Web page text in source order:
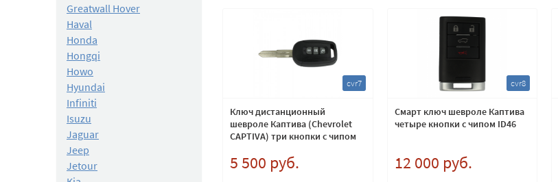
Greatwall Hover
Haval
Honda
Hongqi
Howo
Hyundai
Infiniti
Isuzu
Jaguar
Jeep
Jetour
cvr7
Ключ дистанционный
шевроле Каптива (Chevrolet
CAPTIVA) три кнопки с чипом
5 500 руб.
cvr8
Смарт ключ шевроле Каптива
четыре кнопки с чипом ID46
12 000 руб.